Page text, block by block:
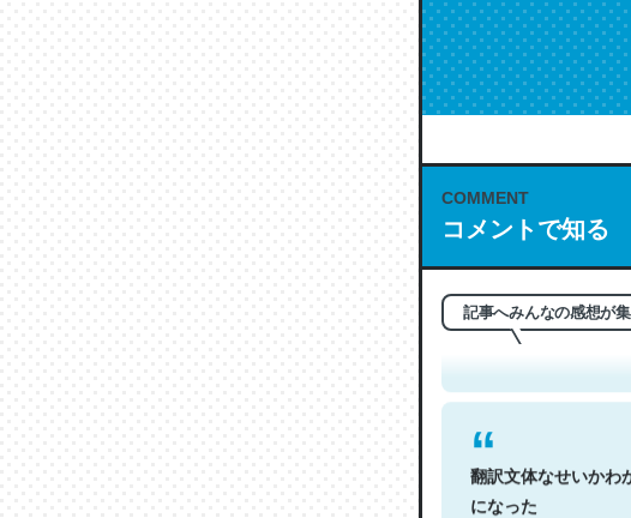
COMMENT
コメントで知る
記事へみんなの感想が
これは名文。彼はと
もお勧め。自分は
─今のこの状況が信じら
翻訳文体なせいかわ
になった